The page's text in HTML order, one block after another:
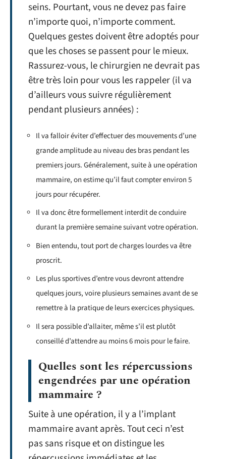
seins. Pourtant, vous ne devez pas faire
n’importe quoi, n’importe comment.
Quelques gestes doivent être adoptés pour
que les choses se passent pour le mieux.
Rassurez-vous, le chirurgien ne devrait pas
être très loin pour vous les rappeler (il va
d’ailleurs vous suivre régulièrement
pendant plusieurs années) :
Il va falloir éviter d’effectuer des mouvements d’une
grande amplitude au niveau des bras pendant les
premiers jours. Généralement, suite à une opération
mammaire, on estime qu’il faut compter environ 5
jours pour récupérer.
Il va donc être formellement interdit de conduire
durant la première semaine suivant votre opération.
Bien entendu, tout port de charges lourdes va être
proscrit.
Les plus sportives d’entre vous devront attendre
quelques jours, voire plusieurs semaines avant de se
remettre à la pratique de leurs exercices physiques.
Il sera possible d’allaiter, même s’il est plutôt
conseillé d’attendre au moins 6 mois pour le faire.
Quelles sont les répercussions
engendrées par une opération
mammaire ?
Suite à une opération, il y a l’implant
mammaire avant après. Tout ceci n’est
pas sans risque et on distingue les